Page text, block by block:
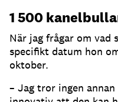
1 500
När jag frågar om vad
specifikt datum hon
oktober.
– Jag tror ingen